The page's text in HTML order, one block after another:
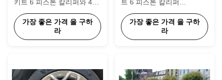
키트 6 피스톤 칼리퍼와 405
* 34mm 로터 앞뒤
가장 좋은 가격 을 구하
라
트 6 피스톤 칼리퍼
405*34mm 로터
가장 좋은 가격 을 구하
라